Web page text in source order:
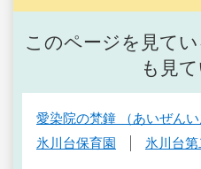
このページを見て
も見
愛染院の梵鐘 （あいぜんい
氷川台保育園
氷川台